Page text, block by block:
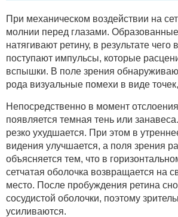
При механическом воздействии на
молнии перед глазами.
натягивают ретину, в результате чего
поступают импульсы, которые
вспышки. В поле зрения
рода визуальные помехи в виде
Непосредственно в момент
появляется темная тень или
резко ухудшается. При этом в
видения улучшается, а поля зрения
объясняется тем, что в
сетчатая оболочка возвращается на
место. После пробуждения ретина
сосудистой оболочки, поэтому
усиливаются.